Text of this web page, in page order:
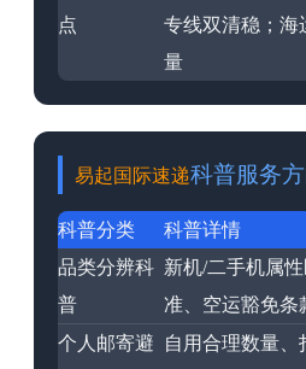
点
专线双清稳；海
量
易起国际速递科普服务
科普分类
科普详情
品类分辨科
普
新机/二手机属
准、空运豁免条
个人邮寄避
自用合理数量